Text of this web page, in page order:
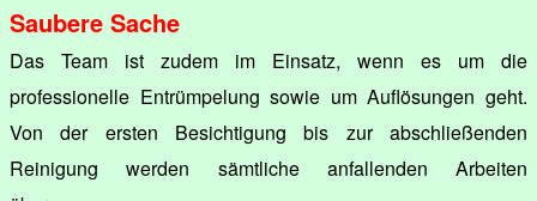
Saubere Sache
Das Team ist zudem im Einsatz, wenn es um die
professionelle Entrümpelung sowie um Auflösungen geht.
Von der ersten Besichtigung bis zur abschließenden
Reinigung werden sämtliche anfallenden Arbeiten